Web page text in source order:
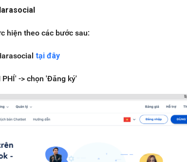
hiện theo các bước sau:
tại đây
PHÍ' -> chọn 'Đăng ký'